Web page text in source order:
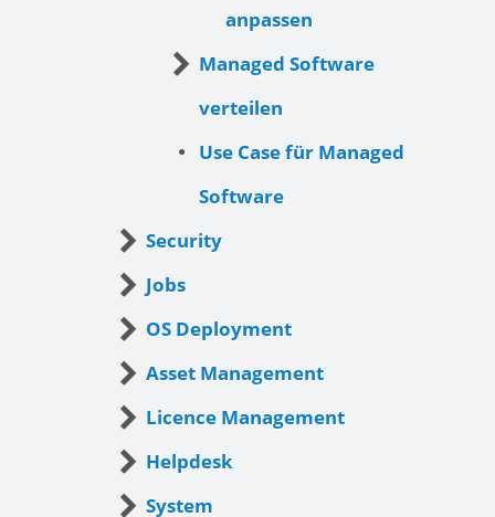
anpassen
Managed Software
verteilen
Use Case für Managed
Software
Security
Jobs
OS Deployment
Asset Management
Licence Management
Helpdesk
System